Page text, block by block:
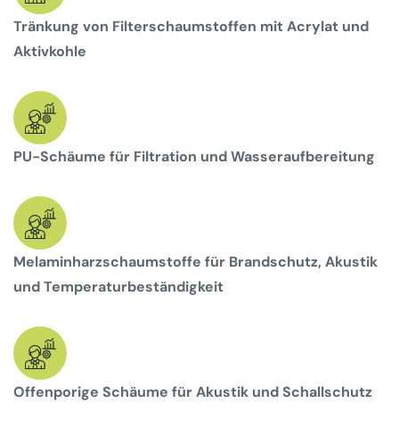
Tränkung von Filterschaumstoffen mit Acrylat und
Aktivkohle
PU-Schäume für Filtration und Wasseraufbereitung
Melaminharzschaumstoffe für Brandschutz, Akustik
und Temperaturbeständigkeit
Offenporige Schäume für Akustik und Schallschutz